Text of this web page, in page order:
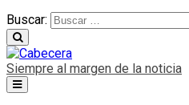
Buscar:
Siempre al margen de la noticia